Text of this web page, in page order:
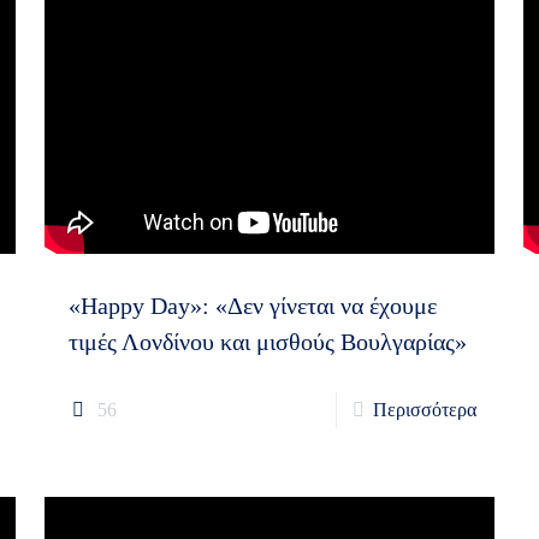
«Happy Day»: «Δεν γίνεται να έχουμε
τιμές Λονδίνου και μισθούς Βουλγαρίας»
56 Περισσότερα